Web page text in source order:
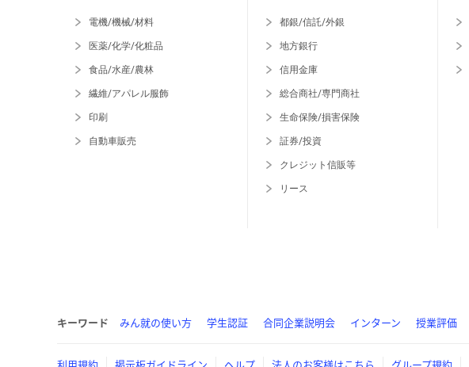
電機/機械/材料
医薬/化学/化粧品
食品/水産/農林
繊維/アパレル服飾
印刷
自動車販売
都銀/信託/外銀
地方銀行
信用金庫
総合商社/専門商社
生命保険/損害保険
証券/投資
クレジット信販等
リース
キーワード みん就の使い方 学生認証 合同企業説明会 インターン 授業評価